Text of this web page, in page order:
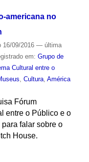
americana no
16/09/2016 — última
em: Grupo de
Cultural entre o
Cultura, América
Fórum
entre o Público e o
para falar sobre o
House.